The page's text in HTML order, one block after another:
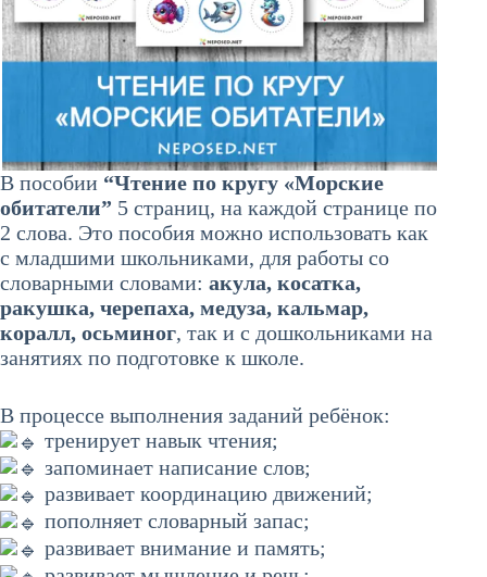
В пособии “Чтение по кругу «Морские
обитатели” 5 страниц, на каждой странице по
2 слова. Это пособия можно использовать как
с младшими школьниками, для работы со
словарными словами: акула, косатка,
ракушка, черепаха, медуза, кальмар,
коралл, осьминог, так и с дошкольниками на
занятиях по подготовке к школе.
В процессе выполнения заданий ребёнок:
тренирует навык чтения;
запоминает написание слов;
развивает координацию движений;
пополняет словарный запас;
развивает внимание и память;